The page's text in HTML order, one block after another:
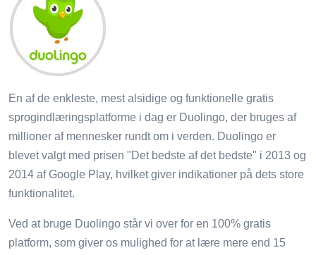
En af de enkleste, mest alsidige og funktionelle gratis
sprogindlæringsplatforme i dag er Duolingo, der bruges af
millioner af mennesker rundt om i verden. Duolingo er
blevet valgt med prisen "Det bedste af det bedste" i 2013 og
2014 af Google Play, hvilket giver indikationer på dets store
funktionalitet.
Ved at bruge Duolingo står vi over for en 100% gratis
platform, som giver os mulighed for at lære mere end 15